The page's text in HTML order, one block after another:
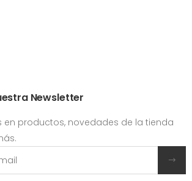
Newsletter
en productos, novedades de la tienda